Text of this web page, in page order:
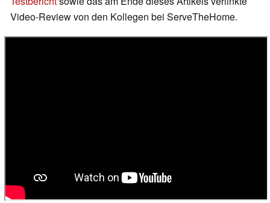
Video-Review von den Kollegen bei ServeTheHome.